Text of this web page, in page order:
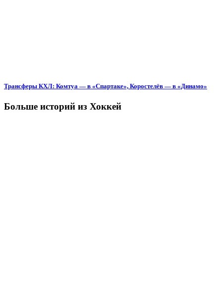
Трансферы КХЛ: Комтуа — в «Спартаке», Коростелёв — в «Динамо»
Больше историй из Хоккей